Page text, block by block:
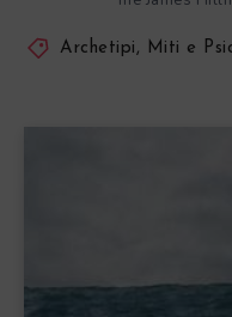
Archetipi, Miti e